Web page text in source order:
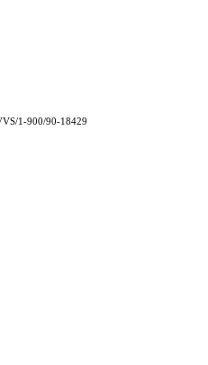
1-900/90-18429